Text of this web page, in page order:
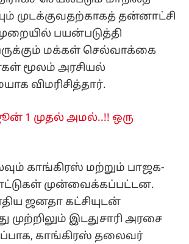
முடக்குவதற்காகத் தன்னாட்சி
பயன்படுத்தி
மக்கள் செல்வாக்கை
மூலம் அரசியல்
விமரிசித்தார்.
1 முதல் அமல்..!! ஒரு
காங்கிரஸ் மற்றும் பாஜக-
முன்வைக்கப்பட்டன.
ஜனதா கட்சியுடன்
இடதுசாரி அரசை
காங்கிரஸ் தலைவர்